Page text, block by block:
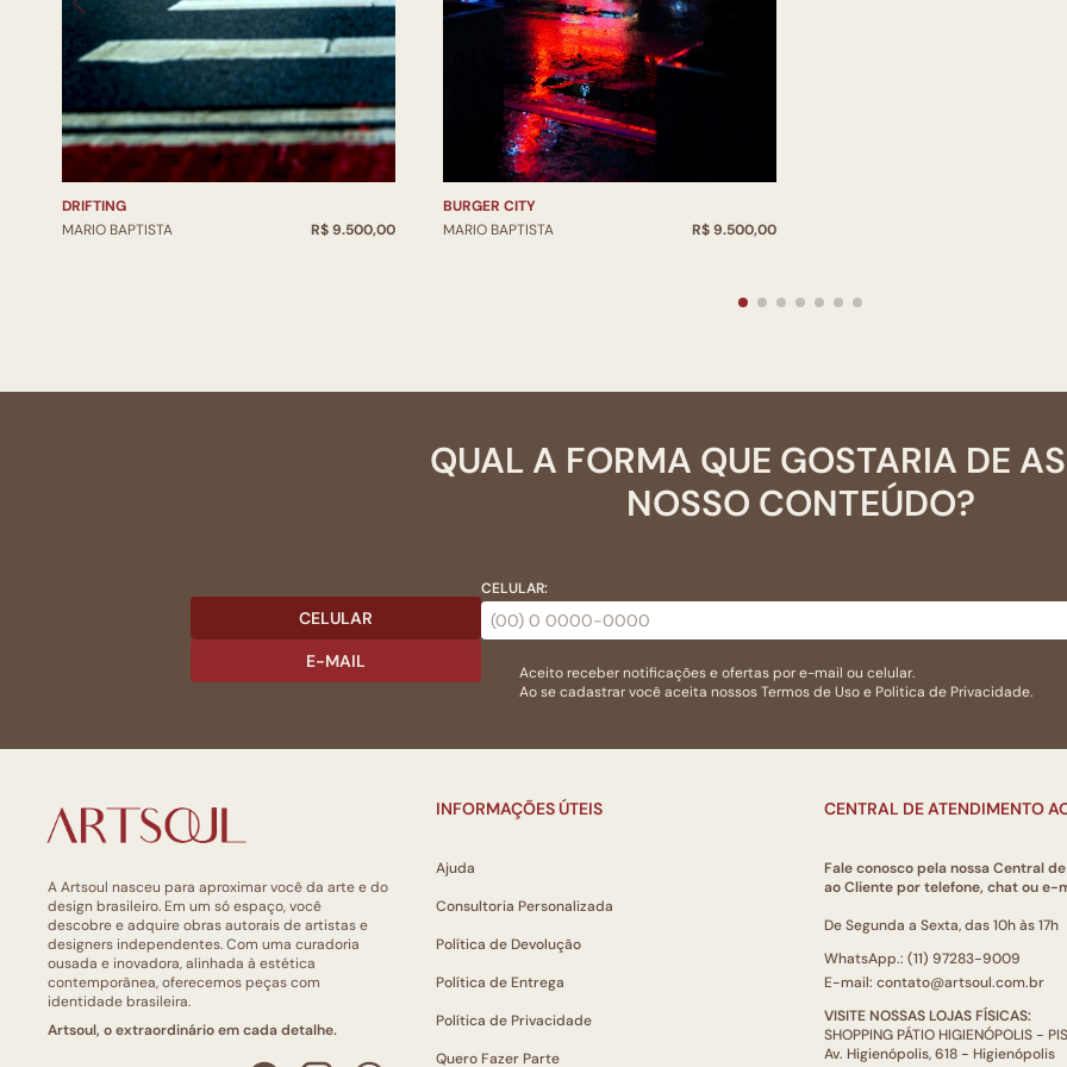
DRIFTING
MARIO BAPTISTA
R$ 9.500,00
BURGER CITY
MARIO BAPTISTA
R$ 9.500,00
QUAL A FORMA QUE GOSTARIA DE
NOSSO CONTEÚDO?
CELULAR
E-MAIL
CELULAR:
Aceito receber notificações e ofertas por e-mail ou celular.
Ao se cadastrar você aceita nossosTermos de Usoe Politica de Privacidade.
A Artsoul nasceu para aproximar você da arte e do
design brasileiro. Em um só espaço, você
descobre e adquire obras autorais de artistas e
designers independentes. Com uma curadoria
ousada e inovadora, alinhada à estética
contemporânea, oferecemos peças com
identidade brasileira.
Artsoul, o extraordinário em cada detalhe.
INFORMAÇÕES ÚTEIS
Ajuda
Consultoria Personalizada
Política de Devolução
Política de Entrega
Política de Privacidade
Quero Fazer Parte
CENTRAL DE ATENDIMENTO
Fale conosco pela nossa Central
ao Cliente por telefone, chat ou e-
De Segunda a Sexta, das 10h às 17h
WhatsApp.: (11) 97283-9009
E-mail: contato@artsoul.com.br
VISITE NOSSAS LOJAS FÍSICAS:
SHOPPING PÁTIO HIGIENÓPOLIS -
Av. Higienópolis, 618 - Higienópolis